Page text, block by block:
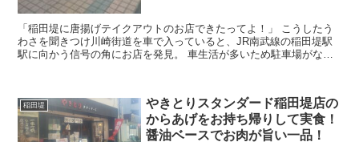
「稲田堤に唐揚げテイクアウトのお店できたってよ！」 こうしたう
わさを聞きつけ川崎街道を車で入っていると、JR南武線の稲田堤駅
駅に向かう信号の角にお店を発見。 車生活が多いため駐車場がない
稲田堤
やきとりスタンダード稲田堤店の
からあげをお持ち帰りして実食！
醤油ベースでお肉が旨い一品！